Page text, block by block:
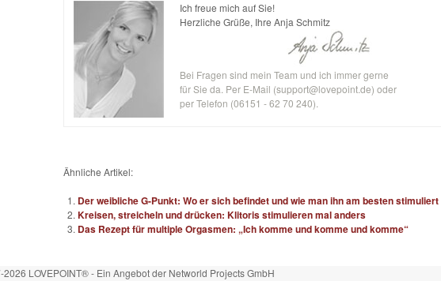
Ich freue mich auf Sie!
Herzliche Grüße, Ihre Anja Schmitz
Bei Fragen sind mein Team und ich immer gerne
für Sie da. Per E-Mail (support@lovepoint.de) oder
per Telefon (06151 - 62 70 240).
Ähnliche Artikel:
Der weibliche G-Punkt: Wo er sich befindet und wie man ihn am besten stimuliert
Kreisen, streicheln und drücken: Klitoris stimulieren mal anders
Das Rezept für multiple Orgasmen: „Ich komme und komme und komme“
LOVEPOINT® - Ein Angebot der Networld Projects GmbH